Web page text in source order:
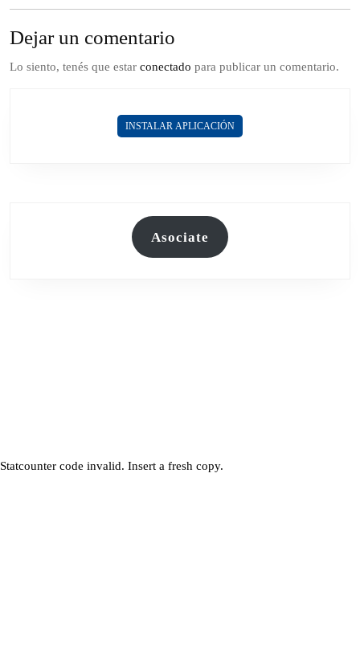
Dejar un comentario
Lo siento, tenés que estar conectado para publicar un comentario.
INSTALAR APLICACIÓN
Asociate
Statcounter code invalid. Insert a fresh copy.